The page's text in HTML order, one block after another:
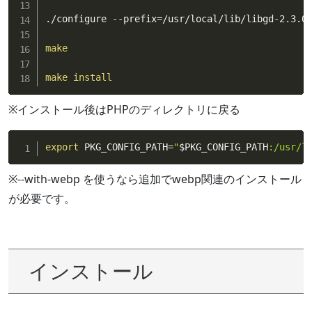
./configure --prefix=/usr/local/lib/libgd-2.3.0
make
make install
※インストール後はPHPのディレクトリに戻る
export PKG_CONFIG_PATH="$PKG_CONFIG_PATH:/usr/
※--with-webp を使うなら追加でwebp関連のインストール
が必要です。
インストール